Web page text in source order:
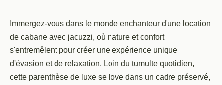
Découvrez le Charme Insolite
d'une Location de Cabane avec
Jacuzzi: Évasion et Relaxation
garanties
Immergez-vous dans le monde enchanteur d'une location
de cabane avec jacuzzi, où nature et confort
s'entremêlent pour créer une expérience unique
d'évasion et de relaxation. Loin du tumulte quotidien,
cette parenthèse de luxe se love dans un cadre préservé,